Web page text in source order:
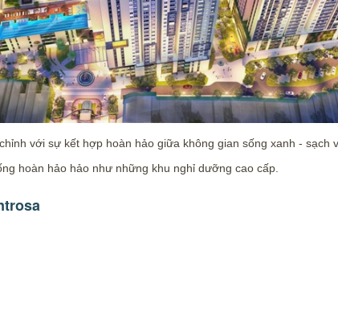
với sự kết hợp hoàn hảo giữa không gian sống xanh - sạch
hoàn hảo hảo như những khu nghỉ dưỡng cao cấp.